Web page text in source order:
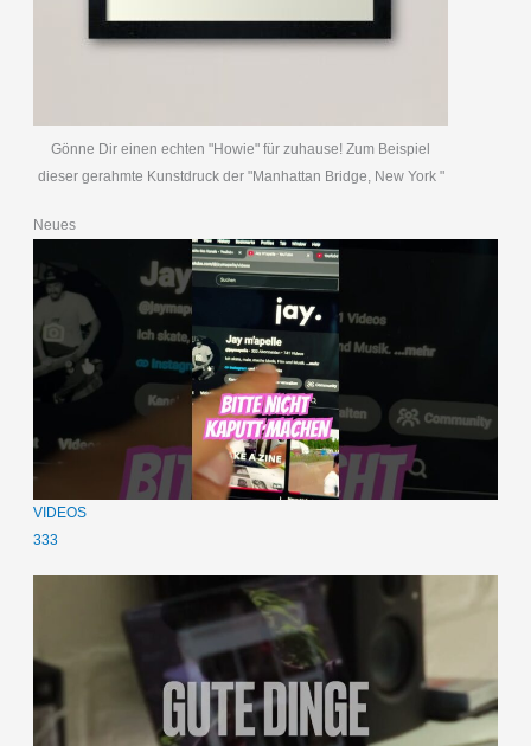
Gönne Dir einen echten "Howie" für zuhause! Zum Beispiel
dieser gerahmte Kunstdruck der "Manhattan Bridge, New York "
Neues
VIDEOS
333